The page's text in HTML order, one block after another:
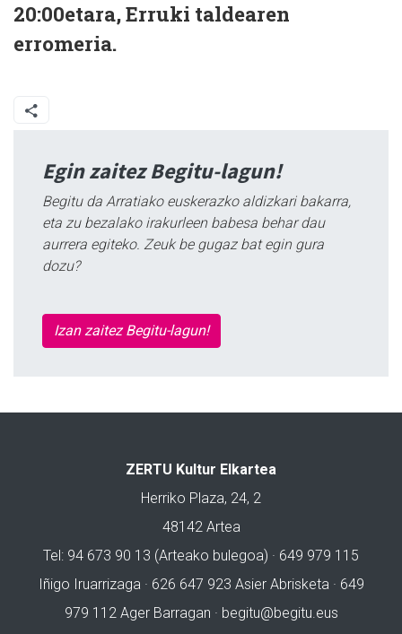
20:00etara, Erruki taldearen
erromeria.
Egin zaitez Begitu-lagun!
Begitu da Arratiako euskerazko aldizkari bakarra,
eta zu bezalako irakurleen babesa behar dau
aurrera egiteko. Zeuk be gugaz bat egin gura
dozu?
Izan zaitez Begitu-lagun!
ZERTU Kultur Elkartea
Herriko Plaza, 24, 2
48142 Artea
Tel: 94 673 90 13 (Arteako bulegoa) · 649 979 115
Iñigo Iruarrizaga · 626 647 923 Asier Abrisketa · 649
979 112 Ager Barragan · begitu@begitu.eus